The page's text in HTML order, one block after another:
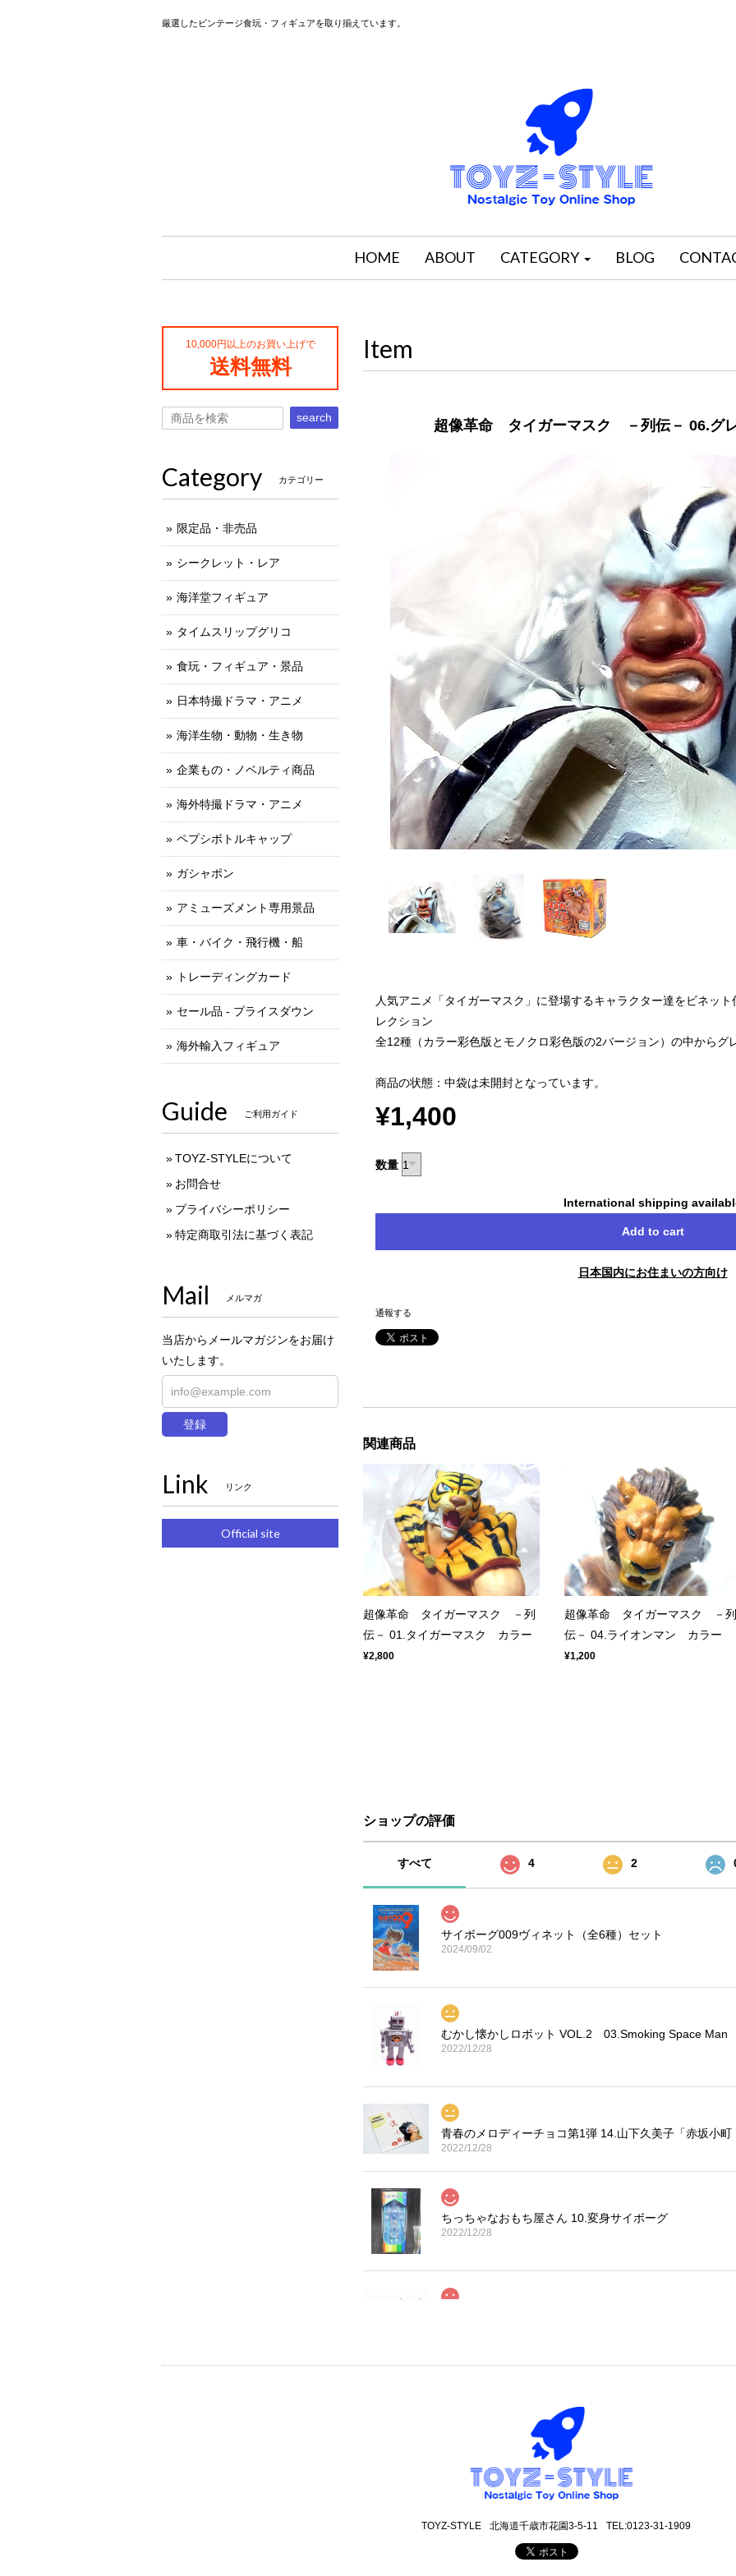
厳選したビンテージ食玩・フィギュアを取り揃えています。
HOME ABOUT CATEGORY BLOG
Item
超像革命 タイガーマスク －列伝－ 06.グ
人気アニメ「タイガーマスク」に登場するキャラクター達をビネッ
レクション
全12種（カラー彩色版とモノクロ彩色版の2バージョン）の中からグ
商品の状態：中袋は未開封となっています。
¥1,400
数量
International shipping
Add to cart
日本国内にお住まいの方向け
通報する
関連商品
超像革命 タイガーマスク －列
伝－ 01.タイガーマスク カラー
¥2,800
超像革命 タイガーマスク －列
伝－ 04.ライオンマン カラー
¥1,200
ショップの評価
すべて 4 2
サイボーグ009ヴィネット（全6種）セット
2024/09/02
むかし懐かしロボット VOL.2 03.Smoking Space Man
2022/12/28
青春のメロディーチョコ第1弾 14.山下久美子「赤坂小町
2022/12/28
ちっちゃなおもち屋さん 10.変身サイボーグ
2022/12/28
丁寧な梱包で本日受け取りました。 だるまストーブ探してたのでとて
も可愛いです。 ありがとうございました。
10,000円以上のお買い上げで
送料無料
search
Category カテゴリー
限定品・非売品
シークレット・レア
海洋堂フィギュア
タイムスリップグリコ
食玩・フィギュア・景品
日本特撮ドラマ・アニメ
海洋生物・動物・生き物
企業もの・ノベルティ商品
海外特撮ドラマ・アニメ
ペプシボトルキャップ
ガシャポン
アミューズメント専用景品
車・バイク・飛行機・船
トレーディングカード
セール品 - プライスダウン
海外輸入フィギュア
Guide ご利用ガイド
TOYZ-STYLEについて
お問合せ
プライバシーポリシー
特定商取引法に基づく表記
Mail メルマガ
当店からメールマガジンをお届け
いたします。
登録
Link リンク
Official site
TOYZ-STYLE 北海道千歳市花園3-5-11 TEL:0123-31-1909